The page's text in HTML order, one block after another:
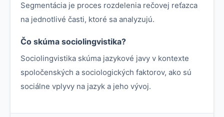
Segmentácia je proces rozdelenia rečovej reťazca
na jednotlivé časti, ktoré sa analyzujú.
Čo skúma sociolingvistika?
Sociolingvistika skúma jazykové javy v kontexte
spoločenských a sociologických faktorov, ako sú
sociálne vplyvy na jazyk a jeho vývoj.